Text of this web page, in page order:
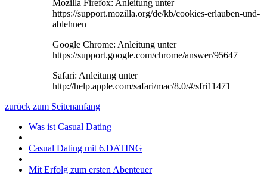
Mozilla Firefox: Anleitung unter
https://support.mozilla.org/de/kb/cookies-erlauben-und-
ablehnen
Google Chrome: Anleitung unter
https://support.google.com/chrome/answer/95647
Safari: Anleitung unter
http://help.apple.com/safari/mac/8.0/#/sfri11471
zurück zum Seitenanfang
Was ist Casual Dating
Casual Dating mit 6.DATING
Mit Erfolg zum ersten Abenteuer